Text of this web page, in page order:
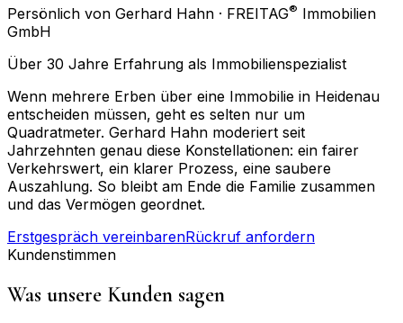
Persönlich von Gerhard Hahn · FREITAG® Immobilien
GmbH
Über 30 Jahre Erfahrung als Immobilienspezialist
Wenn mehrere Erben über eine Immobilie in Heidenau
entscheiden müssen, geht es selten nur um
Quadratmeter. Gerhard Hahn moderiert seit
Jahrzehnten genau diese Konstellationen: ein fairer
Verkehrswert, ein klarer Prozess, eine saubere
Auszahlung. So bleibt am Ende die Familie zusammen
und das Vermögen geordnet.
Erstgespräch vereinbarenRückruf anfordern
Kundenstimmen
Was unsere Kunden sagen